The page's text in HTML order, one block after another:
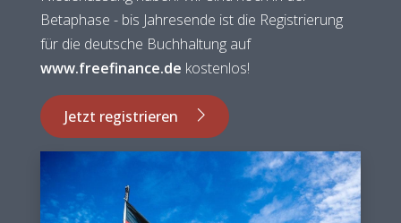
Betaphase - bis Jahresende ist die Registrierung
für die deutsche Buchhaltung auf
www.freefinance.de kostenlos!
Jetzt registrieren